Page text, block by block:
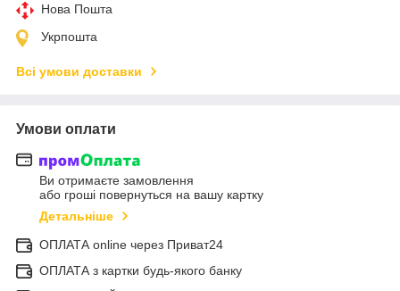
Нова Пошта
Укрпошта
Всі умови доставки
Умови оплати
Ви отримаєте замовлення
або гроші повернуться на вашу картку
Детальніше
ОПЛАТА online через Приват24
ОПЛАТА з картки будь-якого банку